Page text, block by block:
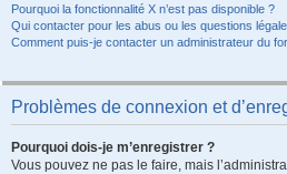
Pourquoi la fonctionnalité X n’est pas disponible ?
Qui contacter pour les abus ou les questions
Comment puis-je contacter un administrateur du
Problèmes de connexion et
Pourquoi dois-je m’enregistrer ?
Vous pouvez ne pas le faire, mais